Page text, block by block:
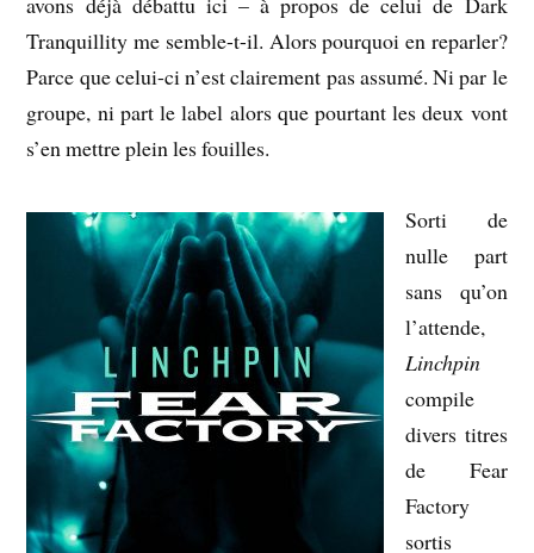
Tranquillity me semble-t-il. Alors pourquoi en reparler?
Parce que celui-ci n’est clairement pas assumé. Ni par le
groupe, ni part le label alors que pourtant les deux vont
s’en mettre plein les fouilles.
Sorti de
nulle part
sans qu’on
l’attende,
Linchpin
compile
divers titres
de Fear
Factory
sortis